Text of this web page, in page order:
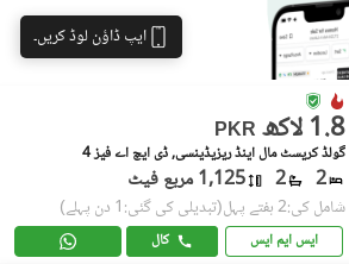
ایپ ڈاؤن لوڈ کریں۔
PKR 1.8 لاکھ
گولڈ کریسٹ مال اینڈ ریزیڈینسی, ڈی ایچ اے فیز 4
2
2 1,125 مربع فیٹ
شامل کی:2 ہفتے پہل (تبدیلی کی گئی:1 دن پہلے)
ایس ایم ایس کال